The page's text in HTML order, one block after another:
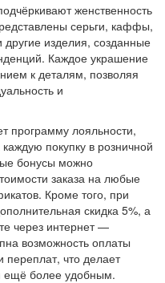
женственность
серьги, каффы,
другие изделия, созданные
Каждое украшение
к деталям, позволяя
и
программу лояльности,
покупку в розничной
бонусы можно
заказа на любые
Кроме того, при
скидка 5%, а
через интернет —
возможность оплаты
переплат, что делает
ещё более удобным.